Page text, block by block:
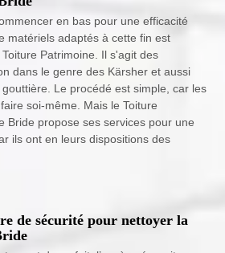
en bas pour une efficacité
matériels adaptés à cette fin est
Patrimoine. Il s'agit des
dans le genre des Kärsher et aussi
Le procédé est simple, car les
soi-même. Mais le Toiture
Bride propose ses services pour une
ils ont en leurs dispositions des
de sécurité pour nettoyer la